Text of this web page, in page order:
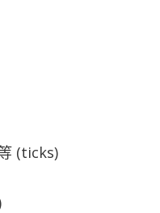
(ticks)